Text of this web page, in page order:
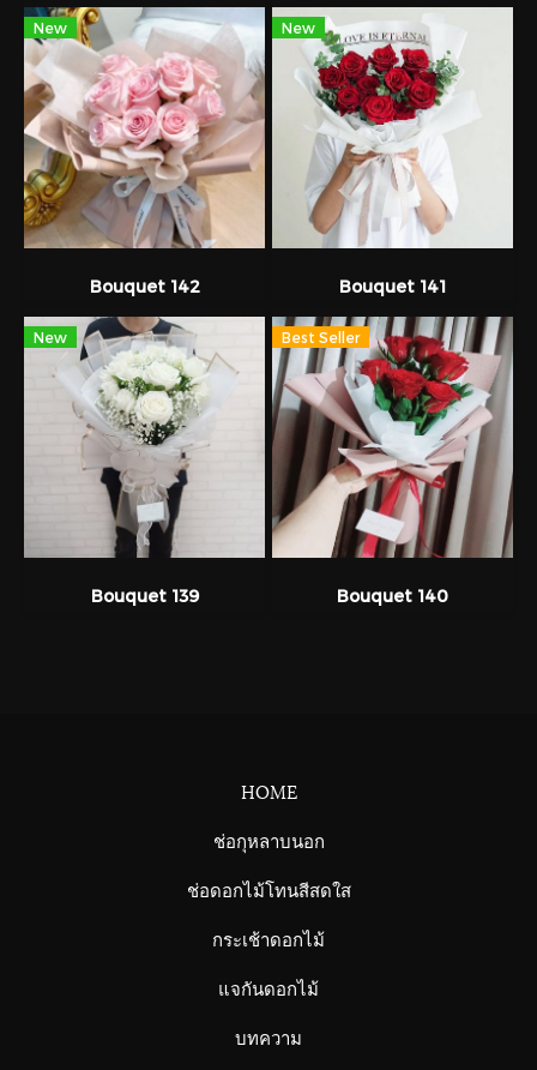
New
Bouquet 142
New
Bouquet 141
New
Bouquet 139
Best Seller
Bouquet 140
HOME
ช่อกุหลาบนอก
ช่อดอกไม้โทนสีสดใส
กระเช้าดอกไม้
แจกันดอกไม้
บทความ